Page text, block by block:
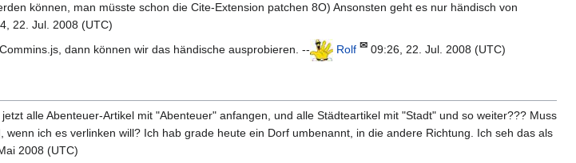
können, man müsste schon die Cite-Extension patchen 8O) Ansonsten geht es nur händisch von
22. Jul. 2008 (UTC)
dann können wir das händische ausprobieren. --
Rolf ✉ 09:26, 22. Jul. 2008 (UTC)
alle Abenteuer-Artikel mit "Abenteuer" anfangen, und alle Städteartikel mit "Stadt" und so weiter??? Muss
ich es verlinken will? Ich hab grade heute ein Dorf umbenannt, in die andere Richtung. Ich seh das als
2008 (UTC)